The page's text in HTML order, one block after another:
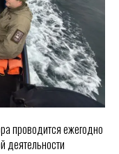
проводится ежегодно
деятельности